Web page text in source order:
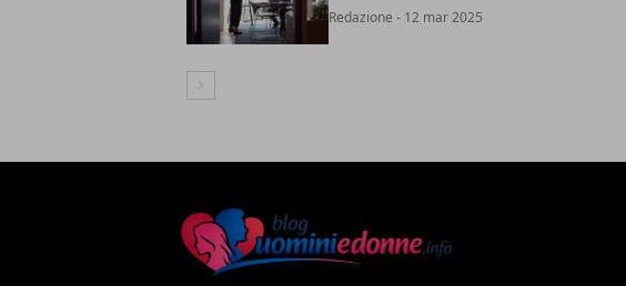
Redazione - 12 mar 2025
Articolo Successivo